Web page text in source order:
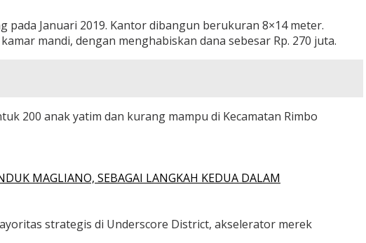
Januari 2019. Kantor dibangun berukuran 8×14 meter.
mandi, dengan menghabiskan dana sebesar Rp. 270 juta.
200 anak yatim dan kurang mampu di Kecamatan Rimbo
MAGLIANO, SEBAGAI LANGKAH KEDUA DALAM
strategis di Underscore District, akselerator merek